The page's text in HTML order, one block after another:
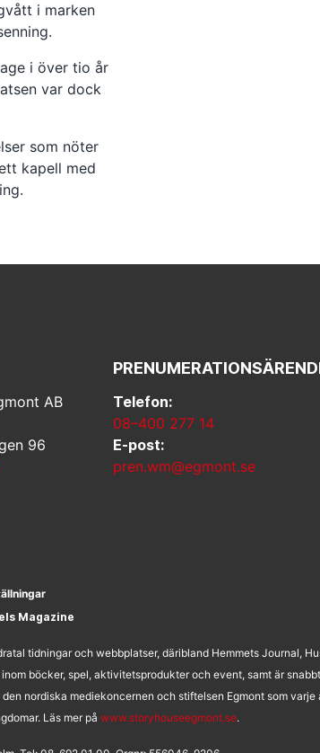
i marken
i över tio år
var dock
som nöter
kapell med
AB
96
Telefon:
08–400 277 14
E-post:
pren.wm@egmont.se
Magazine
tidningar och webbplatser, däribland Hemmets Journal,
böcker, spel, aktivitetsprodukter och event, samt är
nordiska mediekoncernen och stiftelsen Egmont som varje
Läs mer på www.storyhouseegmont.se.